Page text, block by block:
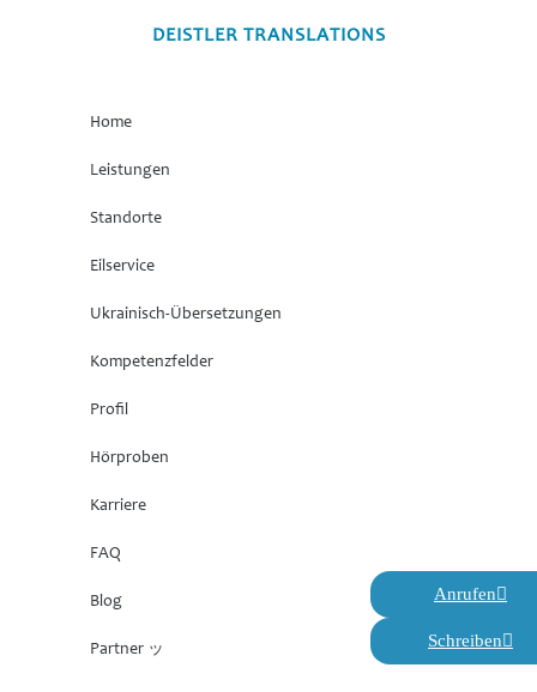
DEISTLER TRANSLATIONS
Home
Leistungen
Standorte
Eilservice
Ukrainisch-Übersetzungen
Kompetenzfelder
Profil
Hörproben
Karriere
FAQ
Blog
Partner ッ
Anrufen
Schreiben